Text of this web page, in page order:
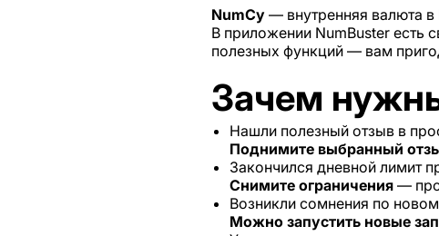
NumCy — внутренняя валюта
В приложении NumBuster есть
полезных функций — вам
Зачем
Нашли полезный отзыв в
Поднимите выбранный
Закончился дневной лимит
Снимите ограничения —
Возникли сомнения по
Можно запустить новые